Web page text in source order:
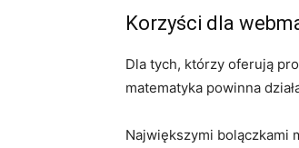
Korzyści dla
Dla tych, którzy oferują
matematyka powinna
Największymi bolączkami